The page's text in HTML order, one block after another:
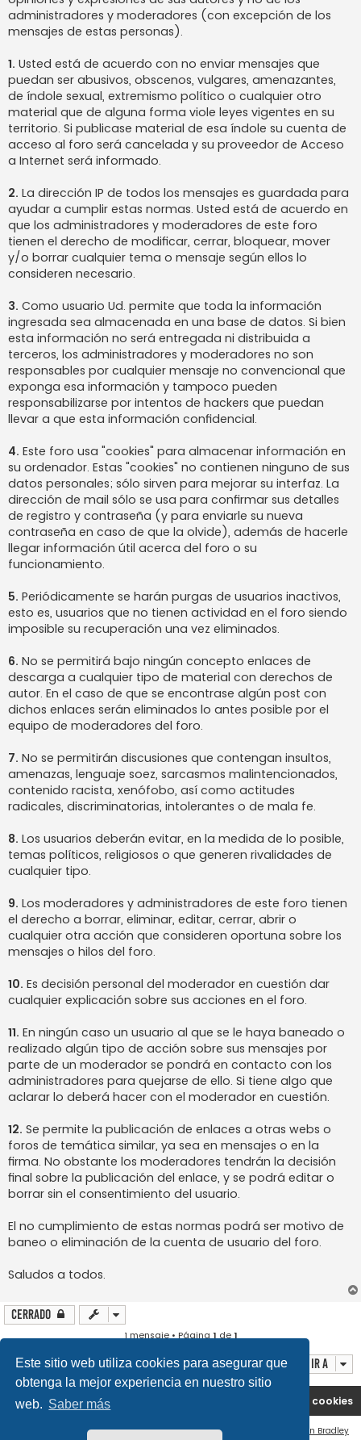
Este sitio web utiliza cookies para asegurar que
obtenga la mejor experiencia en nuestro sitio
web. Saber más
administradores y moderadores (con excepción de los
mensajes de estas personas).
1. Usted está de acuerdo con no enviar mensajes que
puedan ser abusivos, obscenos, vulgares, amenazantes,
de índole sexual, extremismo político o cualquier otro
material que de alguna forma viole leyes vigentes en su
territorio. Si publicase material de esa índole su cuenta de
acceso al foro será cancelada y su proveedor de Acceso
a Internet será informado.
2. La dirección IP de todos los mensajes es guardada para
ayudar a cumplir estas normas. Usted está de acuerdo en
que los administradores y moderadores de este foro
tienen el derecho de modificar, cerrar, bloquear, mover
y/o borrar cualquier tema o mensaje según ellos lo
consideren necesario.
3. Como usuario Ud. permite que toda la información
ingresada sea almacenada en una base de datos. Si bien
esta información no será entregada ni distribuida a
terceros, los administradores y moderadores no son
responsables por cualquier mensaje no convencional que
exponga esa información y tampoco pueden
responsabilizarse por intentos de hackers que puedan
llevar a que esta información confidencial.
4. Este foro usa "cookies" para almacenar información en
su ordenador. Estas "cookies" no contienen ninguno de sus
datos personales; sólo sirven para mejorar su interfaz. La
dirección de mail sólo se usa para confirmar sus detalles
de registro y contraseña (y para enviarle su nueva
contraseña en caso de que la olvide), además de hacerle
llegar información útil acerca del foro o su
funcionamiento.
5. Periódicamente se harán purgas de usuarios inactivos,
esto es, usuarios que no tienen actividad en el foro siendo
imposible su recuperación una vez eliminados.
6. No se permitirá bajo ningún concepto enlaces de
descarga a cualquier tipo de material con derechos de
autor. En el caso de que se encontrase algún post con
dichos enlaces serán eliminados lo antes posible por el
equipo de moderadores del foro.
7. No se permitirán discusiones que contengan insultos,
amenazas, lenguaje soez, sarcasmos malintencionados,
contenido racista, xenófobo, así como actitudes
radicales, discriminatorias, intolerantes o de mala fe.
8. Los usuarios deberán evitar, en la medida de lo posible,
temas políticos, religiosos o que generen rivalidades de
cualquier tipo.
9. Los moderadores y administradores de este foro tienen
el derecho a borrar, eliminar, editar, cerrar, abrir o
cualquier otra acción que consideren oportuna sobre los
mensajes o hilos del foro.
10. Es decisión personal del moderador en cuestión dar
cualquier explicación sobre sus acciones en el foro.
11. En ningún caso un usuario al que se le haya baneado o
realizado algún tipo de acción sobre sus mensajes por
parte de un moderador se pondrá en contacto con los
administradores para quejarse de ello. Si tiene algo que
aclarar lo deberá hacer con el moderador en cuestión.
12. Se permite la publicación de enlaces a otras webs o
foros de temática similar, ya sea en mensajes o en la
firma. No obstante los moderadores tendrán la decisión
final sobre la publicación del enlace, y se podrá editar o
borrar sin el consentimiento del usuario.
El no cumplimiento de estas normas podrá ser motivo de
baneo o eliminación de la cuenta de usuario del foro.
Saludos a todos.
Cerrado
1 mensaje • Página 1 de1
Ir a
Portal Índice general Borrar cookies
Ian Bradley